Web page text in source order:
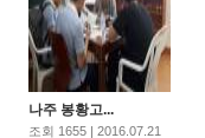
나주 봉황고...
조회 1655 | 2016.07.21